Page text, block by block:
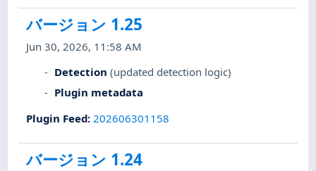
バージョン 1.25
Jun 30, 2026, 11:58 AM
Detection (updated detection logic)
Plugin metadata
Plugin Feed: 202606301158
バージョン 1.24